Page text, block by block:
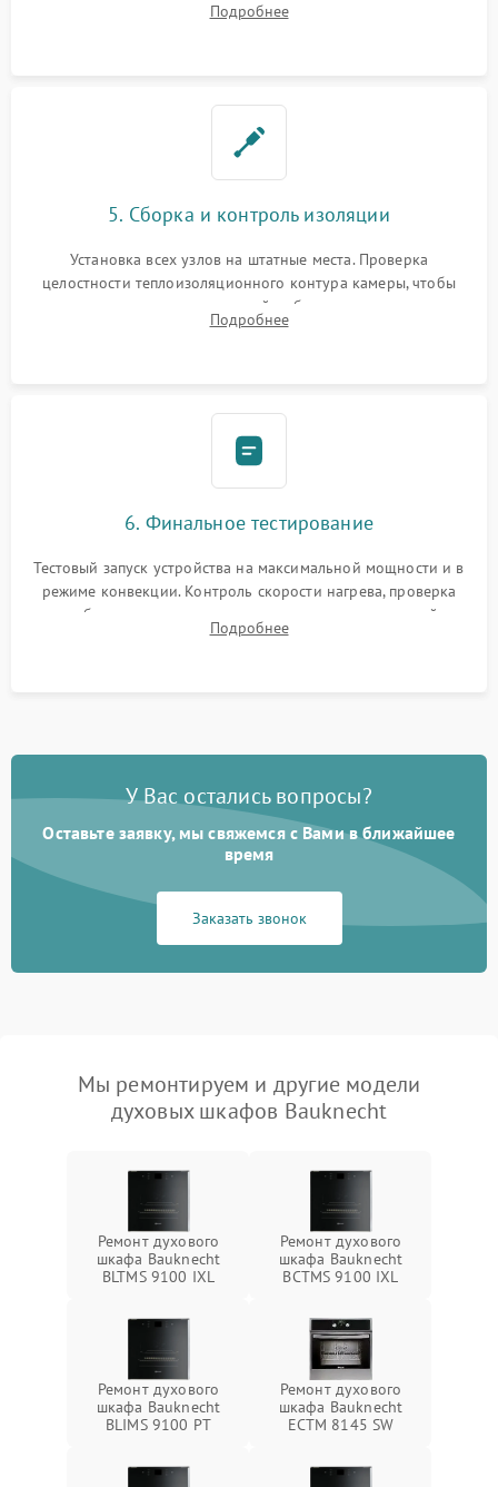
выгоревших реле, восстановление контактов и замена
Подробнее
5. Сборка и контроль изоляции
Установка всех узлов на штатные места. Проверка
целостности теплоизоляционного контура камеры, чтобы
исключить перегрев кухонной мебели и потерю тепла.
Надежная фиксация клемм и сборка корпуса шкафа.
Подробнее
6. Финальное тестирование
Тестовый запуск устройства на максимальной мощности и в
режиме конвекции. Контроль скорости нагрева, проверка
срабатывания термостата при достижении заданной
температуры и тест на отсутствие утечек тока.
Подробнее
У Вас остались вопросы?
Оставьте заявку, мы свяжемся с Вами в ближайшее
время
Заказать звонок
Мы ремонтируем и другие модели
духовых шкафов Bauknecht
Ремонт духового
шкафа Bauknecht
BLTMS 9100 IXL
Ремонт духового
шкафа Bauknecht
BCTMS 9100 IXL
Ремонт духового
шкафа Bauknecht
BLIMS 9100 PT
Ремонт духового
шкафа Bauknecht
ECTM 8145 SW